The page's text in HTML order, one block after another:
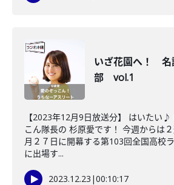
いざ花園へ！ 名
部 vol.1
【2023年12月9日放送分】 はいたい♪
こん隊長の 杉原愛です！ 今週からは
月２７日に開幕する第103回全国高校
に出場す...
2023.12.23 |00:10:17